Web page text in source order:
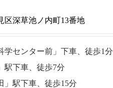
区深草池ノ内町13番地
学センター前」下車、徒歩1分
駅下車、徒歩7分
」駅下車、徒歩15分